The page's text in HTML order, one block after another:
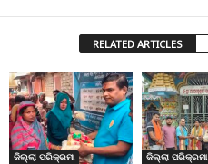
RELATED ARTICLES
ଜିଲ୍ଲା ପରିକ୍ରମା ଜିଲ୍ଲା ପରିକ୍ରମା